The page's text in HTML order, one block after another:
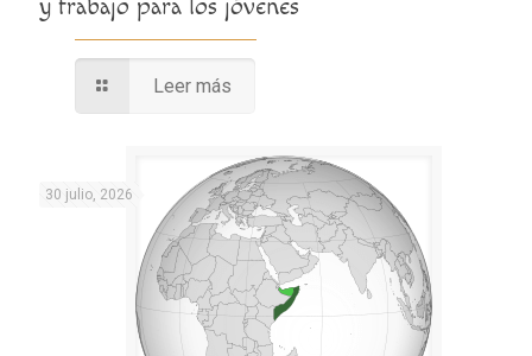
y trabajo para los jóvenes
Leer más
30 julio, 2026